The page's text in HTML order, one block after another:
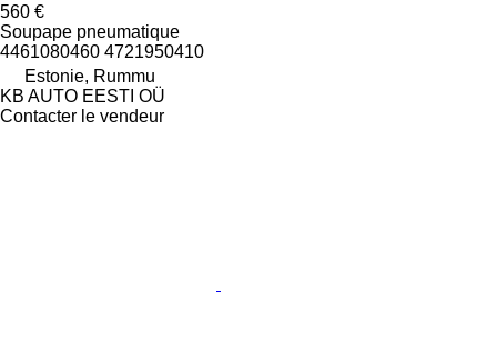
560 €
Soupape pneumatique
4461080460 4721950410
Estonie, Rummu
KB AUTO EESTI OÜ
Contacter le vendeur